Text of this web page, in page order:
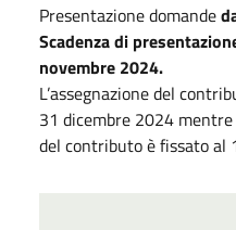
Presentazione domande
Scadenza di
novembre 2024.
L’assegnazione del
31 dicembre 2024
del contributo è fissato al